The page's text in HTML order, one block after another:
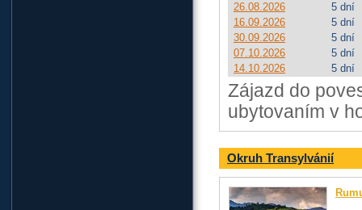
26.08.2026
5 dní
16.09.2026
5 dní
30.09.2026
5 dní
07.10.2026
5 dní
14.10.2026
5 dní
Zájazd do
ubytovaním v
Okruh Transylvánií